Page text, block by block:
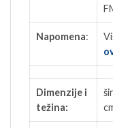
Napomena:
Dimenzije i
težina: